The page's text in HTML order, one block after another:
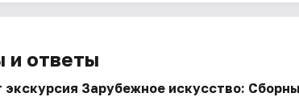
и ответы
экскурсия Зарубежное искусство: